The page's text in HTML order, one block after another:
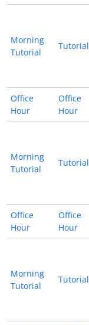
Morning
Tutorial
Tutorial
Office
Hour
Office
Hour
Morning
Tutorial
Tutorial
Office
Hour
Office
Hour
Morning
Tutorial
Tutorial